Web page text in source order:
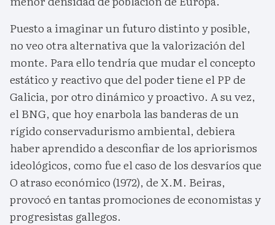
Puesto a imaginar un futuro distinto y posible,
no veo otra alternativa que la valorización del
monte. Para ello tendría que mudar el concepto
estático y reactivo que del poder tiene el PP de
Galicia, por otro dinámico y proactivo. A su vez,
el BNG, que hoy enarbola las banderas de un
rígido conservadurismo ambiental, debiera
haber aprendido a desconfiar de los apriorismos
ideológicos, como fue el caso de los desvaríos que
O atraso económico (1972), de X.M. Beiras,
provocó en tantas promociones de economistas y
progresistas gallegos.